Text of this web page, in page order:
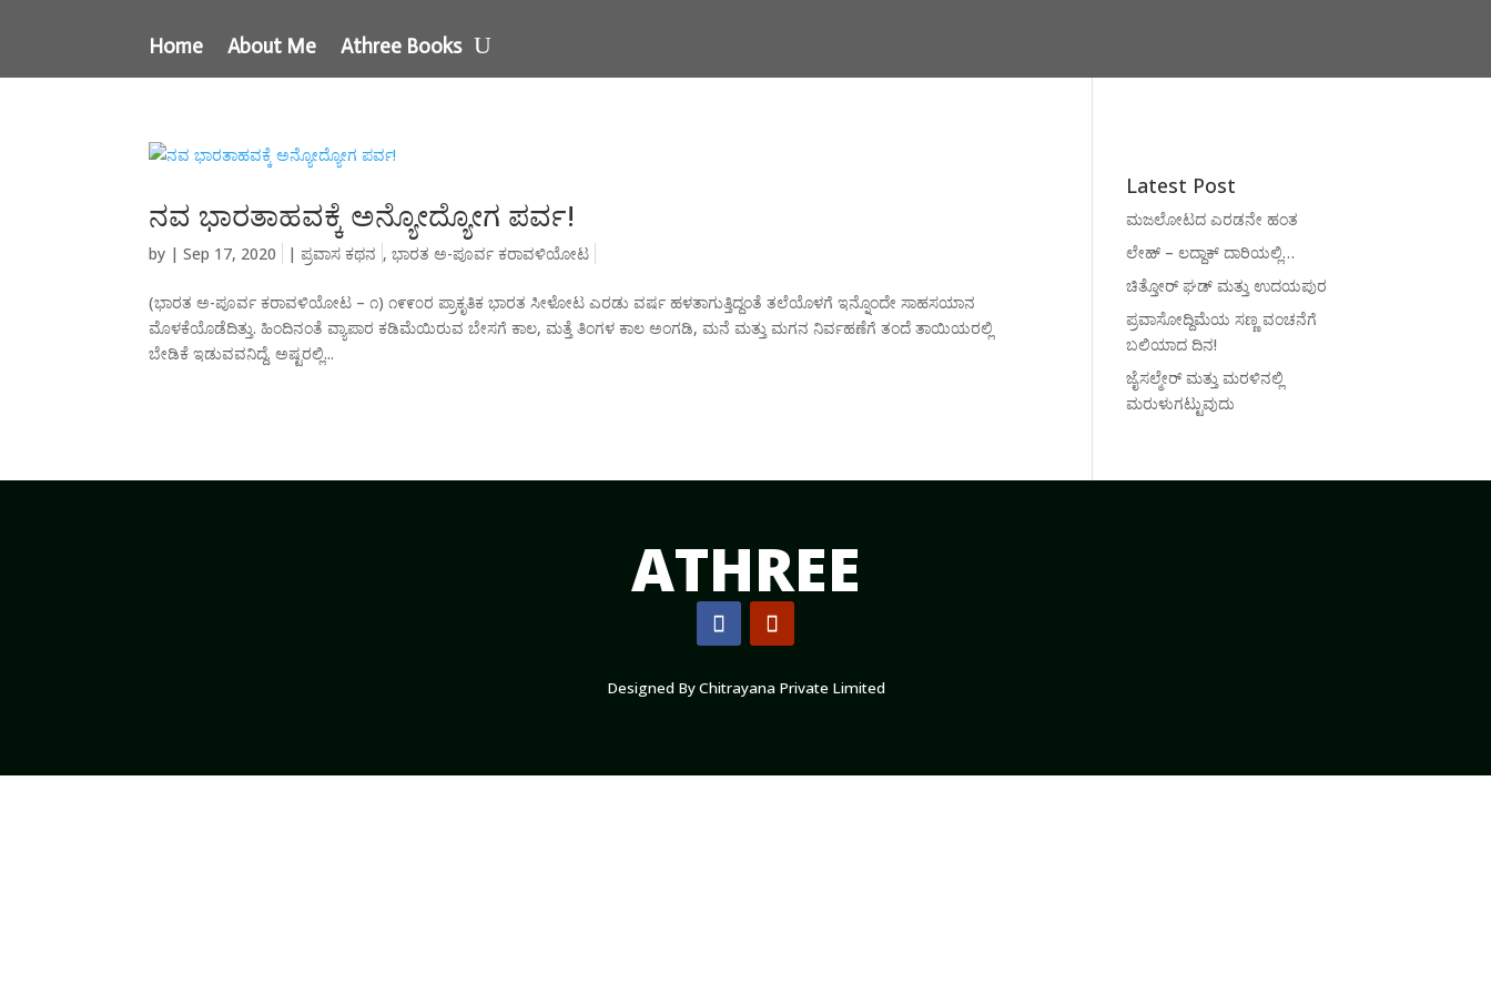
Home About Me Athree Books
ನವ ಭಾರತಾಹವಕ್ಕೆ ಅನ್ಯೋದ್ಯೋಗ ಪರ್ವ!
by |Sep 17, 2020 |ಪ್ರವಾಸ ಕಥನ ,ಭಾರತ ಅ-ಪೂರ್ವ ಕರಾವಳಿಯೋಟ
(ಭಾರತ ಅ-ಪೂರ್ವ ಕರಾವಳಿಯೋಟ – ೧) ೧೯೯೦ರ ಪ್ರಾಕೃತಿಕ ಭಾರತ ಸೀಳೋಟ ಎರಡು ವರ್ಷ ಹಳತಾಗುತ್ತಿದ್ದಂತೆ ತಲೆಯೊಳಗೆ ಇನ್ನೊಂದೇ ಸಾಹಸಯಾನ
ಮೊಳಕೆಯೊಡೆದಿತ್ತು. ಹಿಂದಿನಂತೆ ವ್ಯಾಪಾರ ಕಡಿಮೆಯಿರುವ ಬೇಸಗೆ ಕಾಲ, ಮತ್ತೆ ತಿಂಗಳ ಕಾಲ ಅಂಗಡಿ, ಮನೆ ಮತ್ತು ಮಗನ ನಿರ್ವಹಣೆಗೆ ತಂದೆ ತಾಯಿಯರಲ್ಲಿ
ಬೇಡಿಕೆ ಇಡುವವನಿದ್ದೆ. ಅಷ್ಟರಲ್ಲಿ...
Latest Post
ಮಜಲೋಟದ ಎರಡನೇ ಹಂತ
ಲೇಹ್ – ಲದ್ದಾಕ್ ದಾರಿಯಲ್ಲಿ…
ಚಿತ್ತೋರ್ ಘಡ್ ಮತ್ತು ಉದಯಪುರ
ಪ್ರವಾಸೋದ್ದಿಮೆಯ ಸಣ್ಣ ವಂಚನೆಗೆ
ಬಲಿಯಾದ ದಿನ!
ಜೈಸಲ್ಮೇರ್ ಮತ್ತು ಮರಳಿನಲ್ಲಿ
ಮರುಳುಗಟ್ಟುವುದು
ATHREE
Designed By Chitrayana Private Limited